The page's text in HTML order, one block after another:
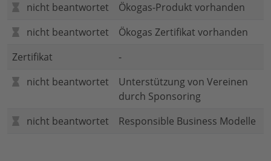
nicht beantwortet
Ökogas-Produkt vorhanden
nicht beantwortet
Ökogas Zertifikat vorhanden
Zertifikat
-
nicht beantwortet
Unterstützung von Vereinen
durch Sponsoring
nicht beantwortet
Responsible Business Modelle